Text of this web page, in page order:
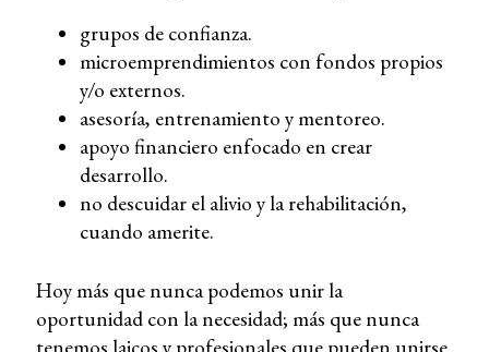
grupos de confianza.
microemprendimientos con fondos propios
y/o externos.
asesoría, entrenamiento y mentoreo.
apoyo financiero enfocado en crear
desarrollo.
no descuidar el alivio y la rehabilitación,
cuando amerite.
Hoy más que nunca podemos unir la
oportunidad con la necesidad; más que nunca